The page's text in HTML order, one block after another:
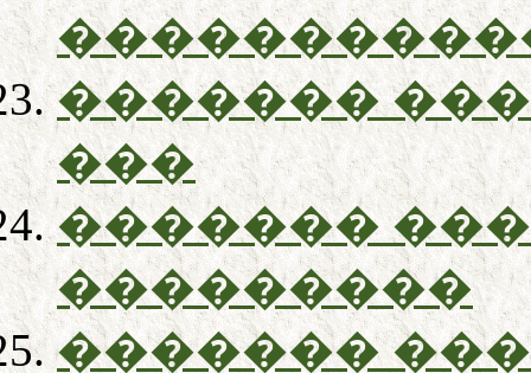
�������
���
�������
���������
�������